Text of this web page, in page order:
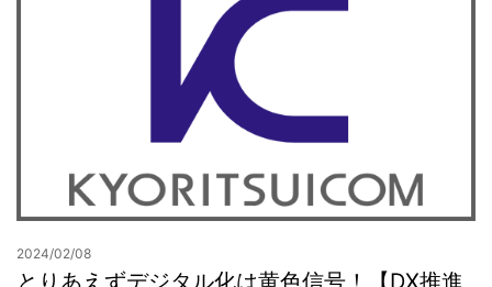
2024/02/08
とりあえずデジタル化は黄色信号！【DX推進